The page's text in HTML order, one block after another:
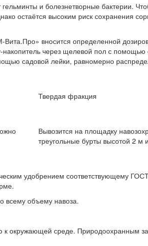
и болезнетворные бактерии.
остаётся высоким риск сохранения
вносится определенной
через щелевой пол с помощью
садовой лейки, равномерно
Твердая фракция
Вывозится на площадку
треугольные бурты высотой 2
удобрением соответствующему
всему объему навоза.
окружающей среде. Природоохранным